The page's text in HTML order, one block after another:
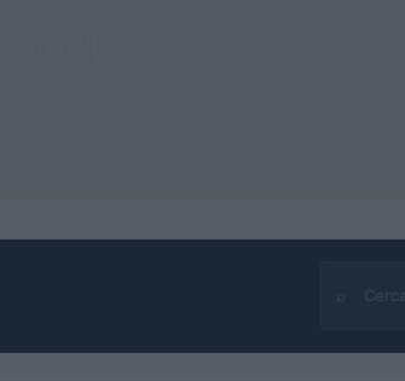
⌕
Cerca